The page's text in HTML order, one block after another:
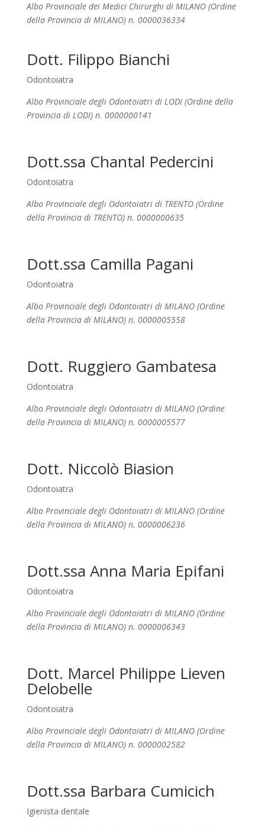
Albo Provinciale dei Medici Chirurghi di MILANO (Ordine
della Provincia di MILANO) n. 0000036334
Dott. Filippo Bianchi
Odontoiatra
Albo Provinciale degli Odontoiatri di LODI (Ordine della
Provincia di LODI) n. 0000000141
Dott.ssa Chantal Pedercini
Odontoiatra
Albo Provinciale degli Odontoiatri di TRENTO (Ordine
della Provincia di TRENTO) n. 0000000635
Dott.ssa Camilla Pagani
Odontoiatra
Albo Provinciale degli Odontoiatri di MILANO (Ordine
della Provincia di MILANO) n. 0000005558
Dott. Ruggiero Gambatesa
Odontoiatra
Albo Provinciale degli Odontoiatri di MILANO (Ordine
della Provincia di MILANO) n. 0000005577
Dott. Niccolò Biasion
Odontoiatra
Albo Provinciale degli Odontoiatri di MILANO (Ordine
della Provincia di MILANO) n. 0000006236
Dott.ssa Anna Maria Epifani
Odontoiatra
Albo Provinciale degli Odontoiatri di MILANO (Ordine
della Provincia di MILANO) n. 0000006343
Dott. Marcel Philippe Lieven
Delobelle
Odontoiatra
Albo Provinciale degli Odontoiatri di MILANO (Ordine
della Provincia di MILANO) n. 0000002582
Dott.ssa Barbara Cumicich
Igienista dentale